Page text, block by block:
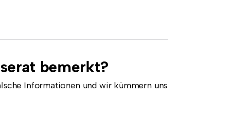
bemerkt?
Informationen und wir kümmern uns